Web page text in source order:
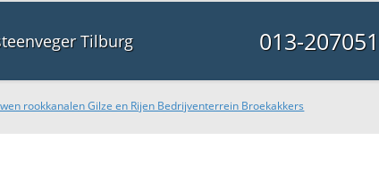
Tilburg 013-
rookkanalen Gilze en Rijen Bedrijventerrein Broekakkers